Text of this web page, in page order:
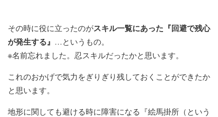
その時に役に立ったのがスキル一覧にあった『回避で残心
が発生する』 …というもの。
※名前忘れました。忍スキルだったかと思います。
これのおかげで気力をぎりぎり残しておくことができたか
と思います。
地形に関しても避ける時に障害になる『絵馬掛所（という